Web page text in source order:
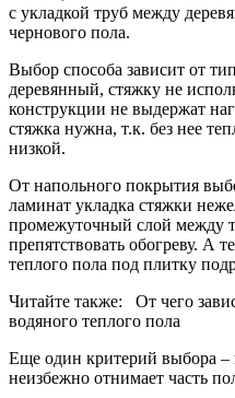
с укладкой труб между
чернового пола.
Выбор способа зависит от
деревянный, стяжку не
конструкции не выдержат
стяжка нужна, т.к. без нее
низкой.
От напольного покрытия
ламинат укладка стяжки
промежуточный слой между
препятствовать обогреву. А
теплого пола под плитку
Читайте также: От чего
водяного теплого пола
Еще один критерий выбора –
неизбежно отнимает часть